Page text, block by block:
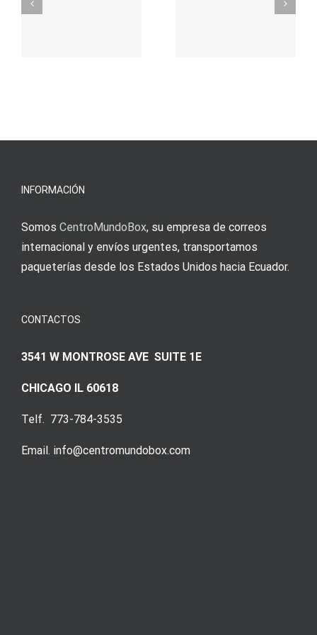
durch
erfordert
INFORMACIÓN
Somos CentroMundoBox, su empresa de correos
internacional y envíos urgentes, transportamos
paqueterías desde los Estados Unidos hacia Ecuador.
CONTACTOS
3541 W MONTROSE AVE SUITE 1E
CHICAGO IL 60618
Telf. 773-784-3535
Email. info@centromundobox.com